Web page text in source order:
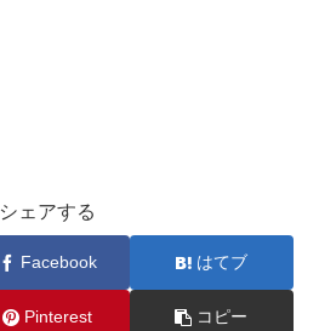
シェアする
Facebook はてブ
Pinterest コピー